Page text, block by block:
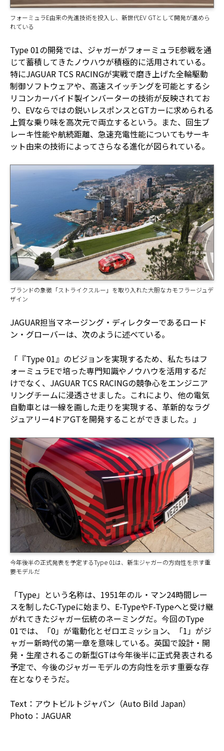
フォーミュラE由来の先進技術を投入し、新世代EV GTとして開発が進めら
れている
Type 01の開発では、ジャガーがフォーミュラE参戦を通
じて蓄積してきたノウハウが積極的に活用されている。
特にJAGUAR TCS RACINGが実戦で磨き上げた全輪駆動
制御ソフトウェアや、高速スイッチングを可能とするシ
リコンカーバイド製インバーターの技術が反映されてお
り、EVならではの鋭いレスポンスとGTカーに求められる
上質な乗り味を高次元で両立するという。また、回生ブ
レーキ性能や航続距離、急速充電性能についてもサーキ
ット由来の技術によってさらなる進化が図られている。
ブランドの象徴「ストライクスルー」を取り入れた大胆なカモフラージュデ
ザイン
JAGUAR担当マネージング・ディレクターであるロード
ン・グローバーは、次のように述べている。
「『Type 01』のビジョンを実現するため、私たちはフ
ォーミュラEで培った専門知識やノウハウを活用するだ
けでなく、JAGUAR TCS RACINGの競争心をエンジニア
リングチームに浸透させました。これにより、他の電気
自動車とは一線を画した走りを実現する、革新的なラグ
ジュアリー4ドアGTを開発することができました。」
今年後半の正式発表を予定するType 01は、新生ジャガーの方向性を示す重
要モデルだ
「Type」という名称は、1951年のル・マン24時間レー
スを制したC-Typeに始まり、E-TypeやF-Typeへと受け継
がれてきたジャガー伝統のネーミングだ。今回のType
01では、「0」が電動化とゼロエミッション、「1」がジ
ャガー新時代の第一章を意味している。英国で設計・開
発・生産されるこの新型GTは今年後半に正式発表される
予定で、今後のジャガーモデルの方向性を示す重要な存
在となりそうだ。
Text：アウトビルトジャパン（Auto Bild Japan）
Photo：JAGUAR